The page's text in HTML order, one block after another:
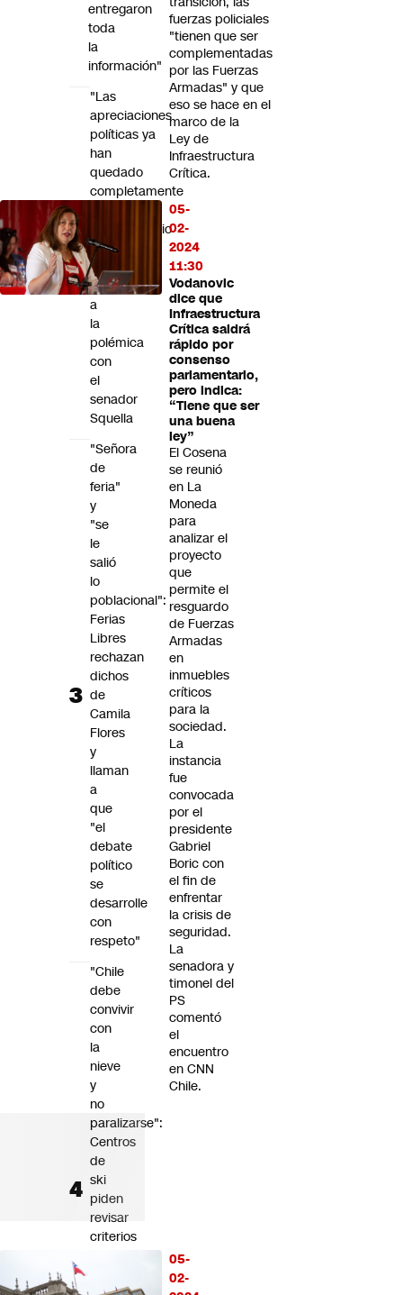
fuerzas policiales
"tienen que ser
complementadas
por las Fuerzas
Armadas" y que
eso se hace en el
marco de la
Ley de
Infraestructura
Crítica.
05-
02-
2024
11:30
Vodanovic
dice que
Infraestructura
Crítica saldrá
rápido por
consenso
parlamentario,
pero indica:
“Tiene que ser
una buena
ley”
El Cosena
se reunió
en La
Moneda
para
analizar el
proyecto
que
permite el
resguardo
de Fuerzas
Armadas
en
inmuebles
críticos
para la
sociedad.
La
instancia
fue
convocada
por el
presidente
Gabriel
Boric con
el fin de
enfrentar
la crisis de
seguridad.
La
senadora y
timonel del
PS
comentó
el
encuentro
en CNN
Chile.
05-
02-
entregaron
toda
la
información"
"Las
apreciaciones
políticas ya
han
quedado
completamente
Subsecretario
Pavez
se
refiere
a
la
polémica
con
el
senador
Squella
"Señora
de
feria"
y
"se
le
salió
lo
poblacional":
Ferias
Libres
rechazan
dichos
de
Camila
Flores
y
llaman
a
que
"el
debate
político
se
desarrolle
con
respeto"
"Chile
debe
convivir
con
la
nieve
y
no
paralizarse":
Centros
de
ski
piden
revisar
criterios